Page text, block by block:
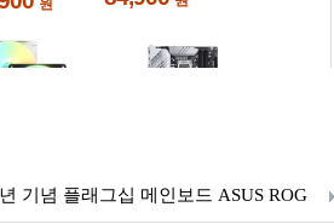
기념 플래그십 메인보드 ASUS ROG